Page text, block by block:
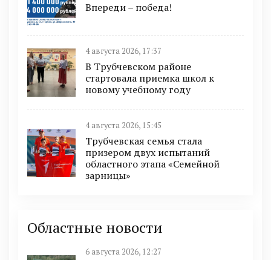
Впереди – победа!
4 августа 2026, 17:37
В Трубчевском районе
стартовала приемка школ к
новому учебному году
4 августа 2026, 15:45
Трубчевская семья стала
призером двух испытаний
областного этапа «Семейной
зарницы»
Областные новости
6 августа 2026, 12:27